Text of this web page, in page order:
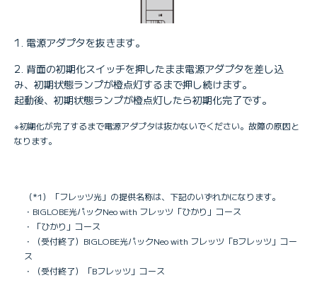
電源アダプタを抜きます。
背面の初期化スイッチを押したまま電源アダプタを差し込
み、初期状態ランプが橙点灯するまで押し続けます。
起動後、初期状態ランプが橙点灯したら初期化完了です。
※初期化が完了するまで電源アダプタは抜かないでください。故障の原因と
なります。
（*1）「フレッツ光」の提供名称は、下記のいずれかになります。
・BIGLOBE光パックNeo with フレッツ「ひかり」コース
・「ひかり」コース
・（受付終了）BIGLOBE光パックNeo with フレッツ「Bフレッツ」コー
ス
・（受付終了）「Bフレッツ」コース